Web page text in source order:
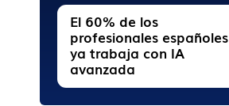
El 60% de los
profesionales españoles
ya trabaja con IA
avanzada